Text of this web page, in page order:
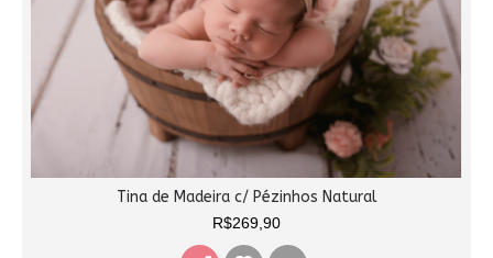
Tina de Madeira c/ Pézinhos Natural
R$269,90